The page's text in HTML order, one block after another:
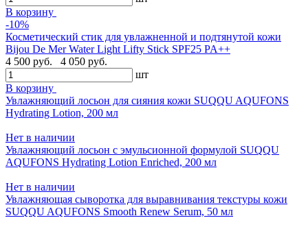
В корзину
-10%
Косметический стик для увлажненной и подтянутой кожи
Bijou De Mer Water Light Lifty Stick SPF25 PA++
4 500 руб.
4 050 руб.
шт
В корзину
Увлажняющий лосьон для сияния кожи SUQQU AQUFONS
Hydrating Lotion, 200 мл
Нет в наличии
Увлажняющий лосьон с эмульсионной формулой SUQQU
AQUFONS Hydrating Lotion Enriched, 200 мл
Нет в наличии
Увлажняющая сыворотка для выравнивания текстуры кожи
SUQQU AQUFONS Smooth Renew Serum, 50 мл